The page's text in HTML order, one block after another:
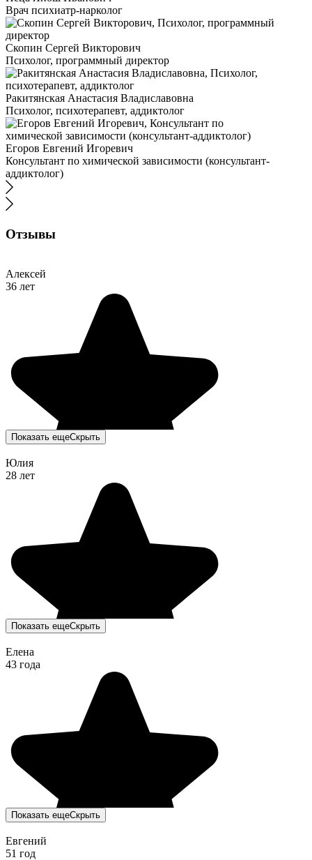
Врач психиатр-нарколог
Скопин Сергей Викторович
Психолог, программный директор
Ракитянская Анастасия Владиславовна
Психолог, психотерапевт, аддиктолог
Егоров Евгений Игоревич
Консультант по химической зависимости (консультант-
аддиктолог)
Отзывы
Алексей
36 лет
Показать ещеСкрыть
Юлия
28 лет
Показать ещеСкрыть
Елена
43 года
Показать ещеСкрыть
Евгений
51 год